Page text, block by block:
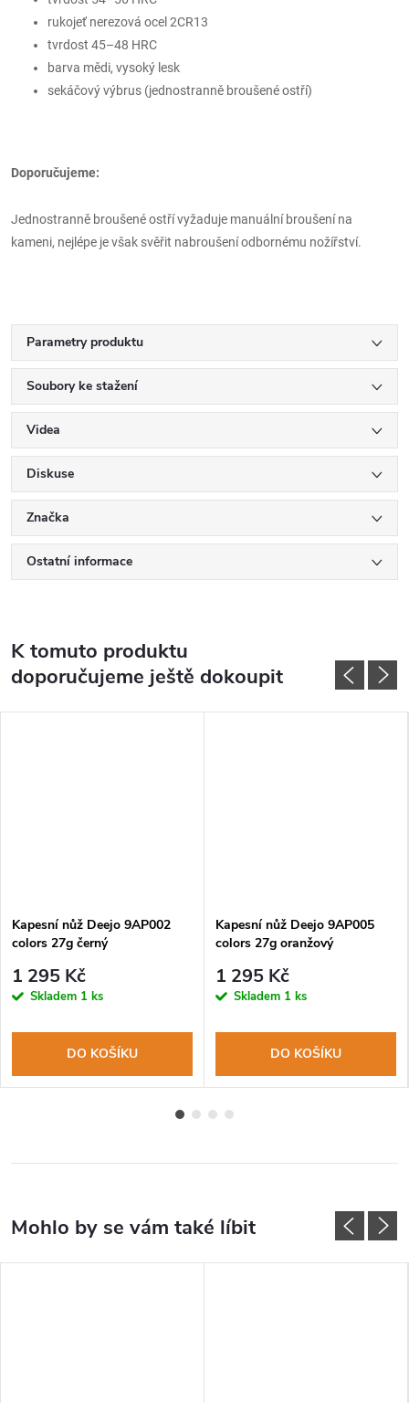
rukojeť nerezová ocel 2CR13
tvrdost 45–48 HRC
barva mědi, vysoký lesk
sekáčový výbrus (jednostranně broušené ostří)
Doporučujeme:
Jednostranně broušené ostří vyžaduje manuální broušení na
kameni, nejlépe je však svěřit nabroušení odbornému nožířství.
Parametry produktu
Soubory ke stažení
Videa
Diskuse
Značka
Ostatní informace
K tomuto produktu
doporučujeme ještě dokoupit
Kapesní nůž Deejo 9AP002
colors 27g černý
1 295 Kč
Skladem 1 ks
DO KOŠÍKU
Kapesní nůž Deejo 9AP005
colors 27g oranžový
1 295 Kč
Skladem 1 ks
DO KOŠÍKU